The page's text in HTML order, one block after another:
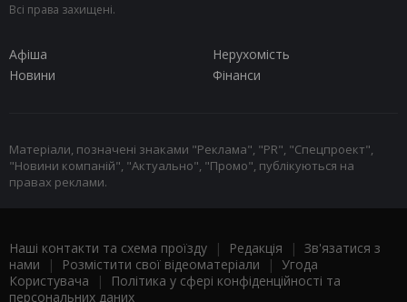
Всі права захищені.
Афіша
Нерухомість
Новини
Фінанси
Матеріали, позначені знаками "Реклама", "PR", "Спецпроект",
"Новини компаній", "Актуально", "Промо", публікуються на
правах реклами.
Наші контакти та схема проїзду | Редакція | Зв'язатися з
нами | Розмістити свої відеоматеріали | Угода
Користувача |
Політика у сфері конфіденційності та
персональних даних